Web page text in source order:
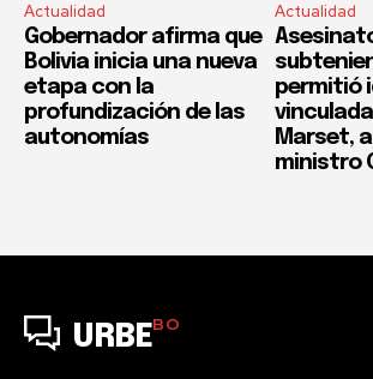
Actualidad
Gobernador afirma que
Bolivia inicia una nueva
etapa con la
profundización de las
autonomías
Actualidad
permitió
Marset,
ministro
URBEBO